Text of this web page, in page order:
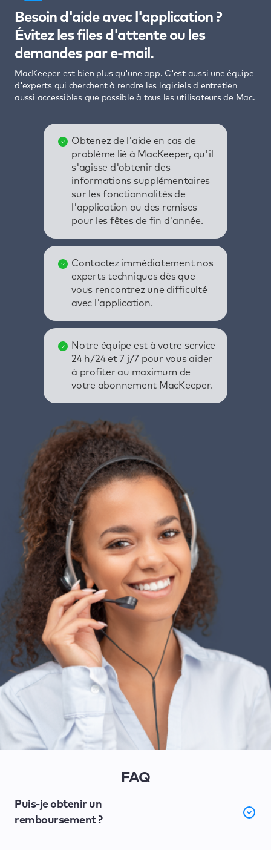
Besoin d'aide avec l'application ?
Évitez les files d'attente ou les
demandes par e-mail.
MacKeeper est bien plus qu'une app. C'est aussi une équipe
d'experts qui cherchent à rendre les logiciels d'entretien
aussi accessibles que possible à tous les utilisateurs de Mac.
Obtenez de l'aide en cas de
problème lié à MacKeeper, qu'il
s'agisse d'obtenir des
informations supplémentaires
sur les fonctionnalités de
l'application ou des remises
pour les fêtes de fin d'année.
Contactez immédiatement nos
experts techniques dès que
vous rencontrez une difficulté
avec l'application.
Notre équipe est à votre service
24 h/24 et 7 j/7 pour vous aider
à profiter au maximum de
votre abonnement MacKeeper.
FAQ
Puis-je obtenir un
remboursement ?